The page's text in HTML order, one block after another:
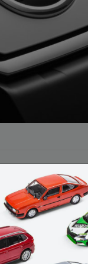
znak
Škoda Karoq.